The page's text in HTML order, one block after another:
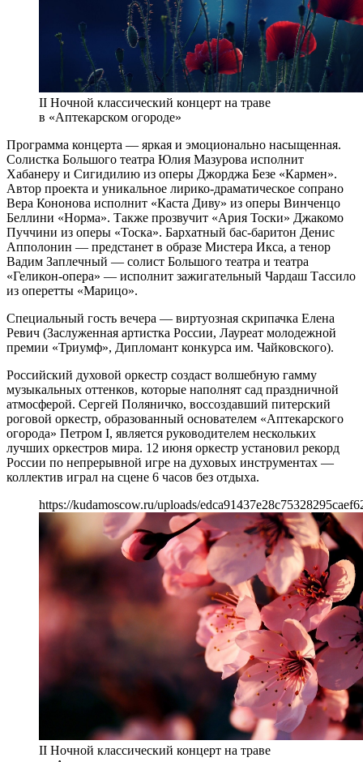
II Ночной классический концерт на траве
в «Аптекарском огороде»
Программа концерта — яркая и эмоционально насыщенная.
Солистка Большого театра Юлия Мазурова исполнит
Хабанеру и Сигидилию из оперы Джорджа Безе «Кармен».
Автор проекта и уникальное лирико-драматическое сопрано
Вера Кононова исполнит «Каста Диву» из оперы Винченцо
Беллини «Норма». Также прозвучит «Ария Тоски» Джакомо
Пуччини из оперы «Тоска». Бархатный бас-баритон Денис
Апполонин — предстанет в образе Мистера Икса, а тенор
Вадим Заплечный — солист Большого театра и театра
«Геликон-опера» — исполнит зажигательный Чардаш Тассило
из оперетты «Марицо».
Специальный гость вечера — виртуозная скрипачка Елена
Ревич (Заслуженная артистка России, Лауреат молодежной
премии «Триумф», Дипломант конкурса им. Чайковского).
Российский духовой оркестр создаст волшебную гамму
музыкальных оттенков, которые наполнят сад праздничной
атмосферой. Сергей Поляничко, воссоздавший питерский
роговой оркестр, образованный основателем «Аптекарского
огорода» Петром I, является руководителем нескольких
лучших оркестров мира. 12 июня оркестр установил рекорд
России по непрерывной игре на духовых инструментах —
коллектив играл на сцене 6 часов без отдыха.
https://kudamoscow.ru/uploads/
II Ночной классический концерт на траве